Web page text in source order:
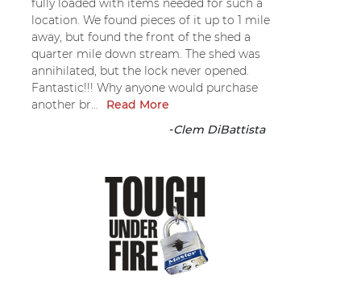
fully loaded with items needed for such a
location. We found pieces of it up to 1 mile
away, but found the front of the shed a
quarter mile down stream. The shed was
annihilated, but the lock never opened.
Fantastic!!! Why anyone would purchase
another br...
Read More
-Clem DiBattista